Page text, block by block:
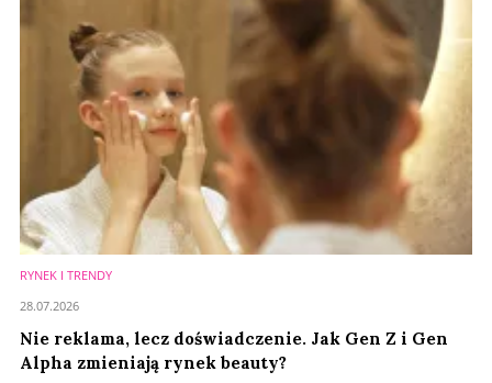
RYNEK I TRENDY
Nie reklama, lecz doświadczenie. Jak Gen Z i Gen
Alpha zmieniają rynek beauty?
28.07.2026